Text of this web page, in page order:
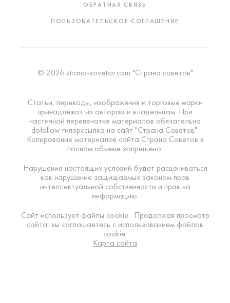
ОБРАТНАЯ СВЯЗЬ
ПОЛЬЗОВАТЕЛЬСКОЕ СОГЛАШЕНИЕ
© 2026 strana-sovetov.com "Страна советов"
Статьи, переводы, изображения и торговые марки
принадлежат их авторам и владельцам. При
частичной перепечатке материалов обязательна
dofollow гиперссылка на сайт "Страна Советов".
Копирование материалов сайта Страна Советов в
полном объеме запрещено.
Нарушение настоящих условий будет расцениваться
как нарушение защищаемых законом прав
интеллектуальной собственности и прав на
информацию.
Сайт использует файлы cookie . Продолжая просмотр
сайта, вы соглашаетесь с использованием файлов
cookie.
Карта сайта